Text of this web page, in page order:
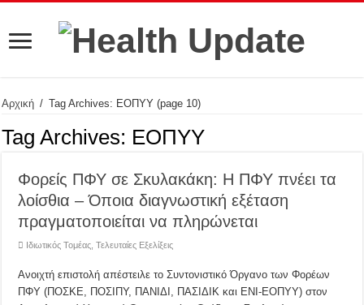
Αρχική / Tag Archives: ΕΟΠΥΥ (page 10)
Tag Archives: ΕΟΠΥΥ
Φορείς ΠΦΥ σε Σκυλακάκη: Η ΠΦΥ πνέει τα
λοίσθια – Όποια διαγνωστική εξέταση
πραγματοποιείται να πληρώνεται
Ιδιωτικός Τομέας ,Τελευταίες Εξελίξεις
Ανοιχτή επιστολή απέστειλε το Συντονιστικό Όργανο των Φορέων
ΠΦΥ (ΠΟΣΚΕ, ΠΟΣΙΠΥ, ΠΑΝΙΔΙ, ΠΑΣΙΔΙΚ και ΕΝΙ-ΕΟΠΥΥ) στον